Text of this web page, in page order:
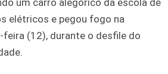
um carro alegórico da escola de
elétricos e pegou fogo na
(12), durante o desfile do